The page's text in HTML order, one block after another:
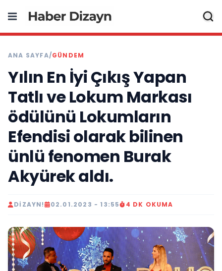
ANA SAYFA/GÜNDEM
Yılın En İyi Çıkış Yapan
Tatlı ve Lokum Markası
ödülünü Lokumların
Efendisi olarak bilinen
ünlü fenomen Burak
Akyürek aldı.
DIZAYN! 02.01.2023 - 13:55 4 DK OKUMA